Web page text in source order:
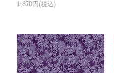
1,870円(税込)